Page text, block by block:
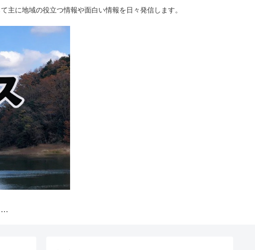
に地域の役立つ情報や面白い情報を日々発信します。
「唯一無二の地域ライター」奥河内から情報発信とは